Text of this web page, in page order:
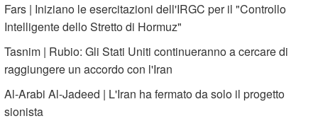
Fars | Iniziano le esercitazioni dell'IRGC per il "Controllo
Intelligente dello Stretto di Hormuz"
Tasnim | Rubio: Gli Stati Uniti continueranno a cercare di
raggiungere un accordo con l'Iran
Al-Arabi Al-Jadeed | L'Iran ha fermato da solo il progetto
sionista